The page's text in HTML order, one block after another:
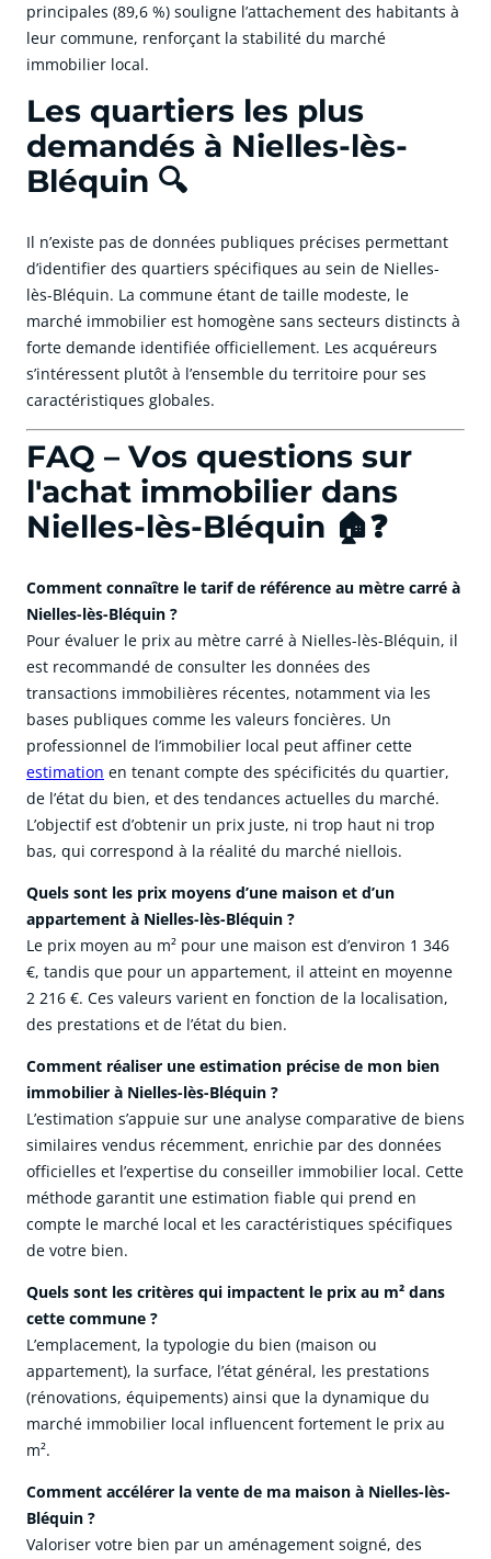
principales (89,6 %) souligne l’attachement des habitants à
leur commune, renforçant la stabilité du marché
immobilier local.
Les quartiers les plus
demandés à Nielles-lès-
Bléquin 🔍
Il n’existe pas de données publiques précises permettant
d’identifier des quartiers spécifiques au sein de Nielles-
lès-Bléquin. La commune étant de taille modeste, le
marché immobilier est homogène sans secteurs distincts à
forte demande identifiée officiellement. Les acquéreurs
s’intéressent plutôt à l’ensemble du territoire pour ses
caractéristiques globales.
FAQ – Vos questions sur
l'achat immobilier dans
Nielles-lès-Bléquin 🏠❓
Comment connaître le tarif de référence au mètre carré à
Nielles-lès-Bléquin ?
Pour évaluer le prix au mètre carré à Nielles-lès-Bléquin, il
est recommandé de consulter les données des
transactions immobilières récentes, notamment via les
bases publiques comme les valeurs foncières. Un
professionnel de l’immobilier local peut affiner cette
estimation en tenant compte des spécificités du quartier,
de l’état du bien, et des tendances actuelles du marché.
L’objectif est d’obtenir un prix juste, ni trop haut ni trop
bas, qui correspond à la réalité du marché niellois.
Quels sont les prix moyens d’une maison et d’un
appartement à Nielles-lès-Bléquin ?
Le prix moyen au m² pour une maison est d’environ 1 346
€, tandis que pour un appartement, il atteint en moyenne
2 216 €. Ces valeurs varient en fonction de la localisation,
des prestations et de l’état du bien.
Comment réaliser une estimation précise de mon bien
immobilier à Nielles-lès-Bléquin ?
L’estimation s’appuie sur une analyse comparative de biens
similaires vendus récemment, enrichie par des données
officielles et l’expertise du conseiller immobilier local. Cette
méthode garantit une estimation fiable qui prend en
compte le marché local et les caractéristiques spécifiques
de votre bien.
Quels sont les critères qui impactent le prix au m² dans
cette commune ?
L’emplacement, la typologie du bien (maison ou
appartement), la surface, l’état général, les prestations
(rénovations, équipements) ainsi que la dynamique du
marché immobilier local influencent fortement le prix au
m².
Comment accélérer la vente de ma maison à Nielles-lès-
Bléquin ?
Valoriser votre bien par un aménagement soigné, des